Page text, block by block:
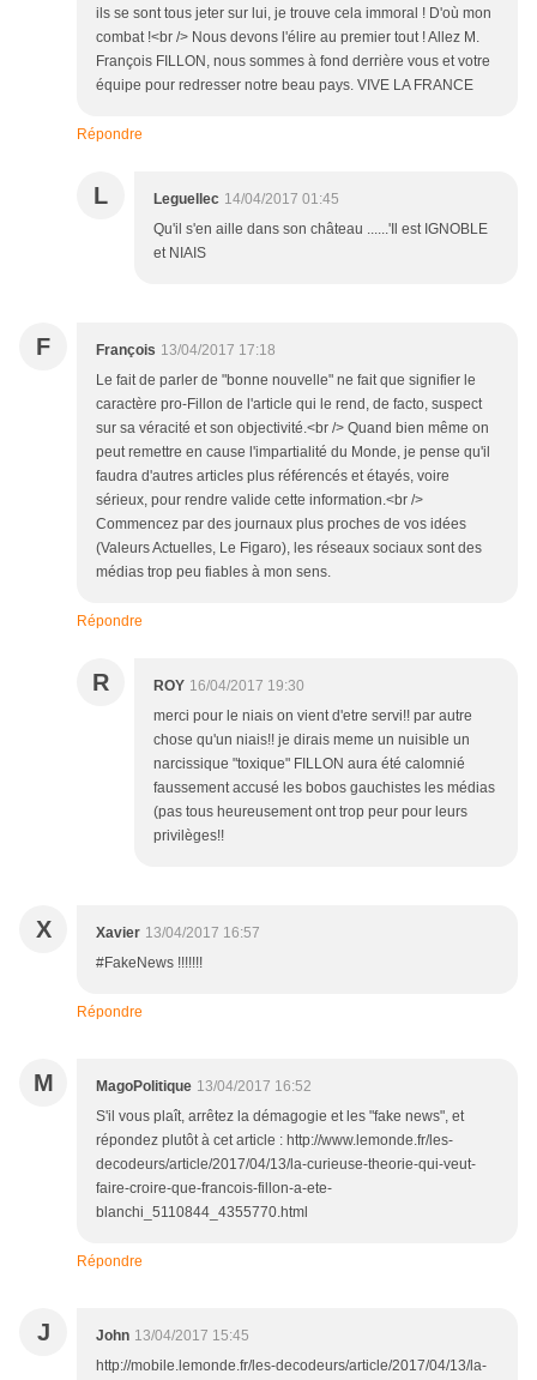
ils se sont tous jeter sur lui, je trouve cela immoral ! D'où mon
combat !<br /> Nous devons l'élire au premier tout ! Allez M.
François FILLON, nous sommes à fond derrière vous et votre
équipe pour redresser notre beau pays. VIVE LA FRANCE
Répondre
L Leguellec 14/04/2017 01:45
Qu'il s'en aille dans son château ......'Il est IGNOBLE
et NIAIS
F François 13/04/2017 17:18
Le fait de parler de "bonne nouvelle" ne fait que signifier le
caractère pro-Fillon de l'article qui le rend, de facto, suspect
sur sa véracité et son objectivité.<br /> Quand bien même on
peut remettre en cause l'impartialité du Monde, je pense qu'il
faudra d'autres articles plus référencés et étayés, voire
sérieux, pour rendre valide cette information.<br />
Commencez par des journaux plus proches de vos idées
(Valeurs Actuelles, Le Figaro), les réseaux sociaux sont des
médias trop peu fiables à mon sens.
Répondre
R ROY 16/04/2017 19:30
merci pour le niais on vient d'etre servi!! par autre
chose qu'un niais!! je dirais meme un nuisible un
narcissique "toxique" FILLON aura été calomnié
faussement accusé les bobos gauchistes les médias
(pas tous heureusement ont trop peur pour leurs
privilèges!!
X Xavier 13/04/2017 16:57
#FakeNews !!!!!!!
Répondre
M MagoPolitique 13/04/2017 16:52
S'il vous plaît, arrêtez la démagogie et les "fake news", et
répondez plutôt à cet article : http://www.lemonde.fr/les-
decodeurs/article/2017/04/13/la-curieuse-theorie-qui-veut-
faire-croire-que-francois-fillon-a-ete-
blanchi_5110844_4355770.html
Répondre
J John 13/04/2017 15:45
http://mobile.lemonde.fr/les-decodeurs/article/2017/04/13/la-